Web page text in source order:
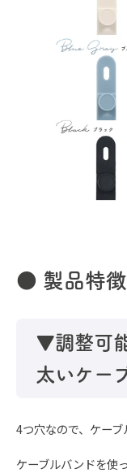
● 製品特徴
▼調整可
太いケー
4つ穴なので、ケーブ
ケーブルバンドを使